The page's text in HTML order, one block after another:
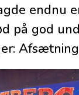
endnu
på god